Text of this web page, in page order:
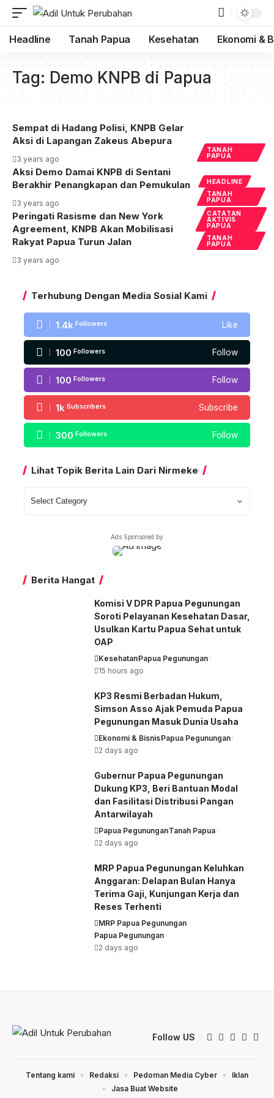
Headline Tanah Papua Kesehatan Ekonomi &
Tag: Demo KNPB di Papua
TANAH
PAPUA
Sempat di Hadang Polisi, KNPB Gelar
Aksi di Lapangan Zakeus Abepura
3 years ago
HEADLINE
TANAH
PAPUA
Aksi Demo Damai KNPB di Sentani
Berakhir Penangkapan dan Pemukulan
3 years ago
CATATAN
AKTIVIS
PAPUA
TANAH
PAPUA
Peringati Rasisme dan New York
Agreement, KNPB Akan Mobilisasi
Rakyat Papua Turun Jalan
3 years ago
Terhubung Dengan Media Sosial Kami
1.4k Followers Like
100 Followers Follow
100 Followers Follow
1k Subscribers Subscribe
300 Followers Follow
Lihat Topik Berita Lain Dari Nirmeke
Ads Sponsored by
Berita Hangat
Komisi V DPR Papua Pegunungan
Soroti Pelayanan Kesehatan Dasar,
Usulkan Kartu Papua Sehat untuk
OAP
KesehatanPapua Pegunungan
15 hours ago
KP3 Resmi Berbadan Hukum,
Simson Asso Ajak Pemuda Papua
Pegunungan Masuk Dunia Usaha
Ekonomi & BisnisPapua Pegunungan
2 days ago
Gubernur Papua Pegunungan
Dukung KP3, Beri Bantuan Modal
dan Fasilitasi Distribusi Pangan
Antarwilayah
Papua PegununganTanah Papua
2 days ago
MRP Papua Pegunungan Keluhkan
Anggaran: Delapan Bulan Hanya
Terima Gaji, Kunjungan Kerja dan
Reses Terhenti
MRP Papua Pegunungan
Papua Pegunungan
2 days ago
Follow US
Tentang kami Redaksi Pedoman Media Cyber
Iklan
Jasa Buat Website